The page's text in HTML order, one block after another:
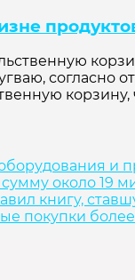
и
около 19
книгу,
покупки